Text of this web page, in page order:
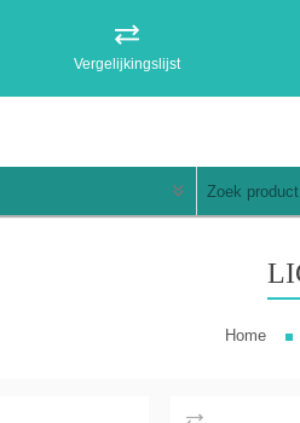
Vergelijkingslijst
Home